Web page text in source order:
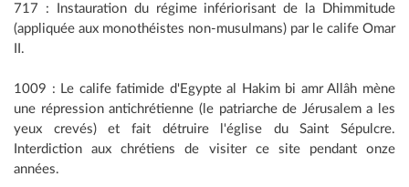
717 : Instauration du régime infériorisant de la Dhimmitude
(appliquée aux monothéistes non-musulmans) par le calife Omar
II.
1009 : Le calife fatimide d'Egypte al Hakim bi amr Allâh mène
une répression antichrétienne (le patriarche de Jérusalem a les
yeux crevés) et fait détruire l'église du Saint Sépulcre.
Interdiction aux chrétiens de visiter ce site pendant onze
années.